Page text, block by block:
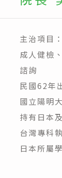
主治項目
成人健檢
諮詢
民國62年
國立陽明
持有日本
台灣專科
日本所屬